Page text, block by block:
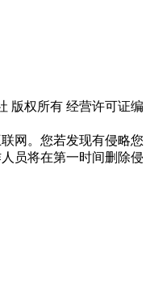
版权所有 经营许可证编
网。您若发现有侵略您
员将在第一时间删除侵